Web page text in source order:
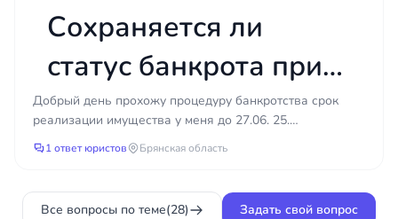
банкротстве сына?
Сохраняется ли
статус банкрота при
продлении
реализации
имущества?
Добрый день прохожу процедуру банкротства срок
реализации имущества у меня до 27.06. 25.
Финансовый управляющий подал ходатайство о
продлении реализац...
1 ответ юристов Брянская область
Все вопросы по теме(28) Задать свой вопрос